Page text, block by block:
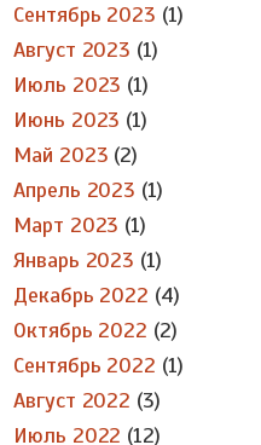
Сентябрь 2023 (1)
Август 2023 (1)
Июль 2023 (1)
Июнь 2023 (1)
Май 2023 (2)
Апрель 2023 (1)
Март 2023 (1)
Январь 2023 (1)
Декабрь 2022 (4)
Октябрь 2022 (2)
Сентябрь 2022 (1)
Август 2022 (3)
Июль 2022 (12)